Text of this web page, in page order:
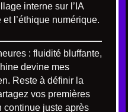
interne sur l’IA
l’éthique numérique.
: fluidité bluffante,
devine mes
Reste à définir la
vos premières
continue juste après